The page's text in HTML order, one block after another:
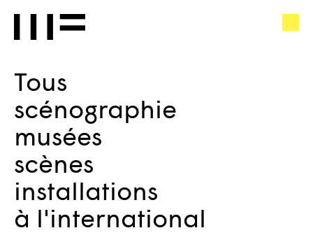
ATELIER
Atelier
MF
on
Instagram
Rechercher
FR
news
atelier
projets
contact
presse
Tous
scénographie
musées
scènes
installations
à l'international